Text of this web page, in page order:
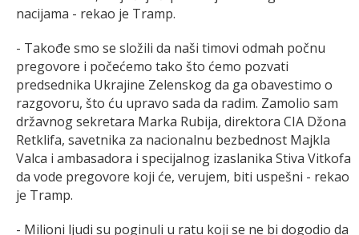
nacijama - rekao je Tramp.
- Takođe smo se složili da naši timovi odmah počnu
pregovore i počećemo tako što ćemo pozvati
predsednika Ukrajine Zelenskog da ga obavestimo o
razgovoru, što ću upravo sada da radim. Zamolio sam
državnog sekretara Marka Rubija, direktora CIA Džona
Retklifa, savetnika za nacionalnu bezbednost Majkla
Valca i ambasadora i specijalnog izaslanika Stiva Vitkofa
da vode pregovore koji će, verujem, biti uspešni - rekao
je Tramp.
- Milioni ljudi su poginuli u ratu koji se ne bi dogodio da